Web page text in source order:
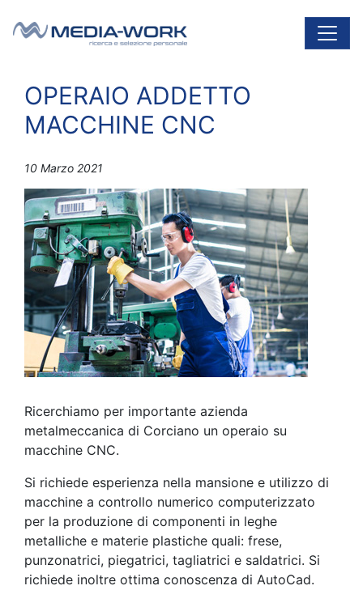
Navigazione principale
OPERAIO ADDETTO
MACCHINE CNC
10 Marzo 2021
Ricerchiamo per importante azienda
metalmeccanica di Corciano un operaio su
macchine CNC.
Si richiede esperienza nella mansione e utilizzo di
macchine a controllo numerico computerizzato
per la produzione di componenti in leghe
metalliche e materie plastiche quali: frese,
punzonatrici, piegatrici, tagliatrici e saldatrici. Si
richiede inoltre ottima conoscenza di AutoCad.